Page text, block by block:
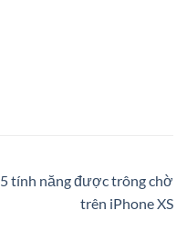
5 tính năng được trông chờ
trên iPhone XS